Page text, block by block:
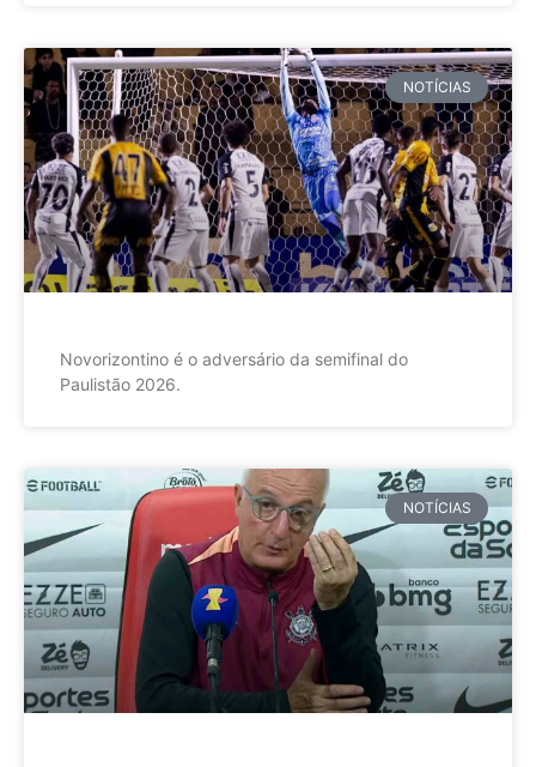
NOTÍCIAS
Novorizontino é o adversário da semifinal do
Paulistão 2026.
NOTÍCIAS